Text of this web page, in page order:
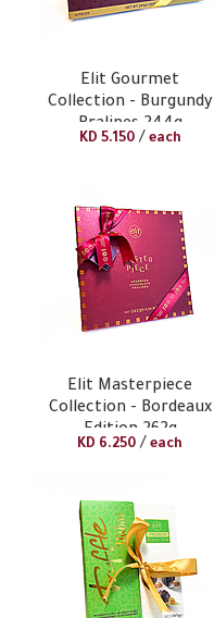
Elit Gourmet
Collection - Burgundy
Pralines 244g
KD 5.150 / each
Elit Masterpiece
Collection - Bordeaux
Edition 262g
KD 6.250 / each